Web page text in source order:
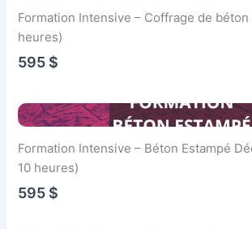
Formation Intensive – Coffrage de béton
heures)
595 $
Formation Intensive – Béton Estampé
10 heures)
595 $